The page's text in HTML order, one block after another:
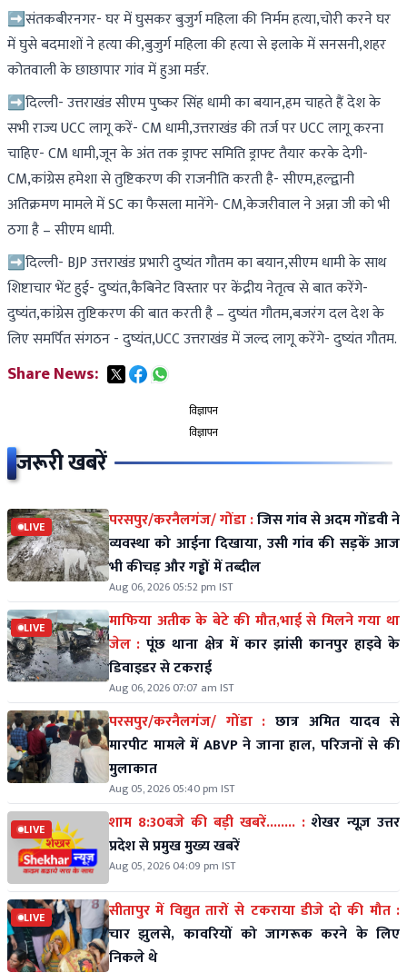
➡️संतकबीरनगर- घर में घुसकर बुजुर्ग महिला की निर्मम हत्या,चोरी करने घर
में घुसे बदमाशों ने हत्या की,बुजुर्ग महिला की हत्या से इलाके में सनसनी,शहर
कोतवाली के छाछापार गांव में हुआ मर्डर.
➡️दिल्ली- उत्तराखंड सीएम पुष्कर सिंह धामी का बयान,हम चाहते हैं देश के
सभी राज्य UCC लागू करें- CM धामी,उत्तराखंड की तर्ज पर UCC लागू करना
चाहिए- CM धामी,जून के अंत तक ड्राफ्ट समिति ड्राफ्ट तैयार करके देगी-
CM,कांग्रेस हमेशा से तुष्टिकरण की राजनीति करती है- सीएम,हल्द्वानी
अतिक्रमण मामले में SC का फैसला मानेंगे- CM,केजरीवाल ने अन्ना जी को भी
ठगा है – सीएम धामी.
➡️दिल्ली- BJP उत्तराखंड प्रभारी दुष्यंत गौतम का बयान,सीएम धामी के साथ
शिष्टाचार भेंट हुई- दुष्यंत,कैबिनेट विस्तार पर केंद्रीय नेतृत्व से बात करेंगे-
दुष्यंत,कांग्रेस तुष्टिकरण की बात करती है – दुष्यंत गौतम,बजरंग दल देश के
लिए समर्पित संगठन - दुष्यंत,UCC उत्तराखंड में जल्द लागू करेंगे- दुष्यंत गौतम.
Share News:
विज्ञापन
विज्ञापन
जरूरी खबरें
LIVE परसपुर/करनैलगंज/ गोंडा :जिस गांव से अदम गोंडवी ने
व्यवस्था को आईना दिखाया, उसी गांव की सड़कें आज
भी कीचड़ और गड्ढों में तब्दील
Aug 06, 2026 05:52 pm IST
LIVE
माफिया अतीक के बेटे की मौत,भाई से मिलने गया था
जेल : पूंछ थाना क्षेत्र में कार झांसी कानपुर हाइवे के
डिवाइडर से टकराई
Aug 06, 2026 07:07 am IST
परसपुर/करनैलगंज/ गोंडा : छात्र अमित यादव से
मारपीट मामले में ABVP ने जाना हाल, परिजनों से की
मुलाकात
Aug 05, 2026 05:40 pm IST
LIVE शाम 8:30बजे की बड़ी खबरें........ : शेखर न्यूज़ उत्तर
प्रदेश से प्रमुख मुख्य खबरें
Aug 05, 2026 04:09 pm IST
LIVE
सीतापुर में विद्युत तारों से टकराया डीजे दो की मौत :
चार झुलसे, कावरियों को जागरूक करने के लिए
निकले थे